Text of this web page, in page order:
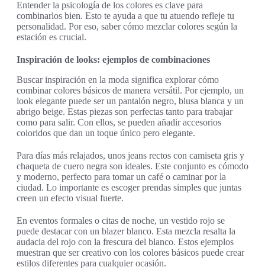
Entender la psicología de los colores es clave para
combinarlos bien. Esto te ayuda a que tu atuendo refleje tu
personalidad. Por eso, saber cómo mezclar colores según la
estación es crucial.
Inspiración de looks: ejemplos de combinaciones
Buscar inspiración en la moda significa explorar cómo
combinar colores básicos de manera versátil. Por ejemplo, un
look elegante puede ser un pantalón negro, blusa blanca y un
abrigo beige. Estas piezas son perfectas tanto para trabajar
como para salir. Con ellos, se pueden añadir accesorios
coloridos que dan un toque único pero elegante.
Para días más relajados, unos jeans rectos con camiseta gris y
chaqueta de cuero negra son ideales. Este conjunto es cómodo
y moderno, perfecto para tomar un café o caminar por la
ciudad. Lo importante es escoger prendas simples que juntas
creen un efecto visual fuerte.
En eventos formales o citas de noche, un vestido rojo se
puede destacar con un blazer blanco. Esta mezcla resalta la
audacia del rojo con la frescura del blanco. Estos ejemplos
muestran que ser creativo con los colores básicos puede crear
estilos diferentes para cualquier ocasión.